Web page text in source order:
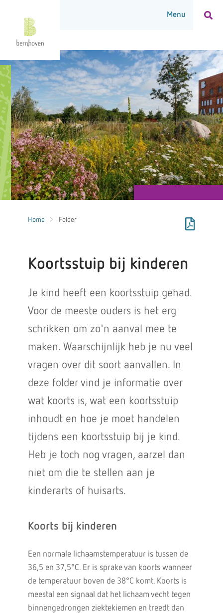
Home Folder
Koortsstuip bij kinderen
Je kind heeft een koortsstuip gehad.
Voor de meeste ouders is het erg
schrikken om zo'n aanval mee te
maken. Waarschijnlijk heb je nu veel
vragen over dit soort aanvallen. In
deze folder vind je informatie over
wat koorts is, wat een koortsstuip
inhoudt en hoe je moet handelen
tijdens een koortsstuip bij je kind.
Heb je toch nog vragen, aarzel dan
niet om die te stellen aan je
kinderarts of huisarts.
Koorts bij kinderen
Een normale lichaamstemperatuur is tussen de
36,5 en 37,5°C. Er is sprake van koorts wanneer
de temperatuur boven de 38°C komt. Koorts is
meestal een signaal dat het lichaam vecht tegen
binnengedrongen ziektekiemen en treedt dan